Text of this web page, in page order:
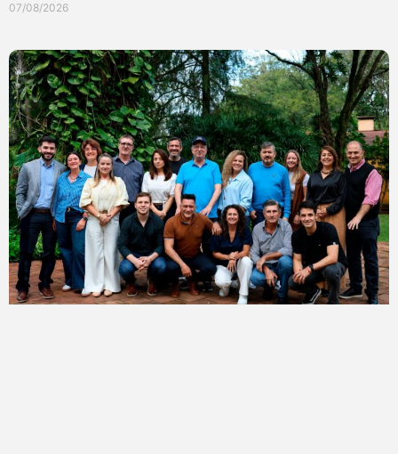
07/08/2026